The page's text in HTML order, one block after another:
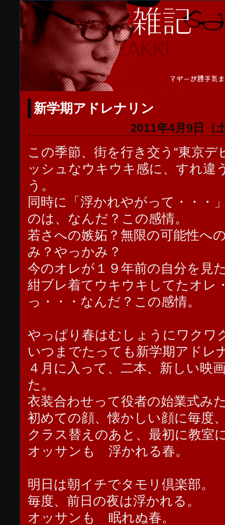
新学期アドレナリン
2011年4月9日（
この季節、街を行き交う“東京デ
ッシュなウキウキ感に、すれ違
う。
同時に「浮かれやがって・・・
のは、なんだ？この感情。
若さへの嫉妬？無限の可能性へ
み？やっかみ？
今のオレが１９年前の自分を見
紺ブレ着てウキウキしてたオレ
っ・・・なんだ？この感情。
やっぱり春はむしょうにワクワ
いつまでたっても新学期アドレ
４月に入って、二本、新しい映
た。
衣装合わせって役者の始業式み
初めての顔、懐かしい顔に毎度
クラス替えのあと、最初に教室
オッサンも 浮かれる春。
明日は朝イチでタモリ倶楽部。
毎度、前日の夜は浮かれる。
オッサンも 眠れぬ春。